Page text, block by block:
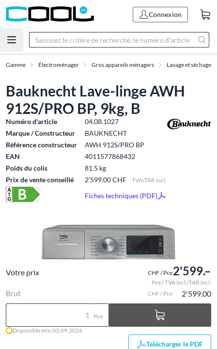
Connexion
Gamme Électroménager Gros appareils ménagers Lavage et séchage
Bauknecht Lave-linge AWH
912S/PRO BP, 9kg, B
Numéro d'article
04.08.1027
Marque / Constructeur
BAUKNECHT
Référence constructeur
AWH 912S/PRO BP
EAN
4011577868432
Poids du colis
81.5 kg
Prix de vente conseillé
2'599.00 CHF TVA/TAR incl.
Fiches techniques (PDF)
Votre prix CHF / Pce2'599.–
Pce / TVA incl./TAR incl.
Brut CHF / Pce 2'599.00
Pce
Disponible env. 03.09.2026
Télécharger le PDF